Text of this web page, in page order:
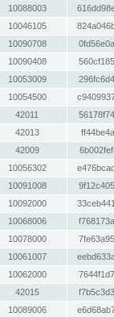
10088003
10046105
10090708
10090408
10053009
10054500
42011
42013
42009
10056302
10091008
10092000
10068006
10078000
10061007
10062000
42015
10089006